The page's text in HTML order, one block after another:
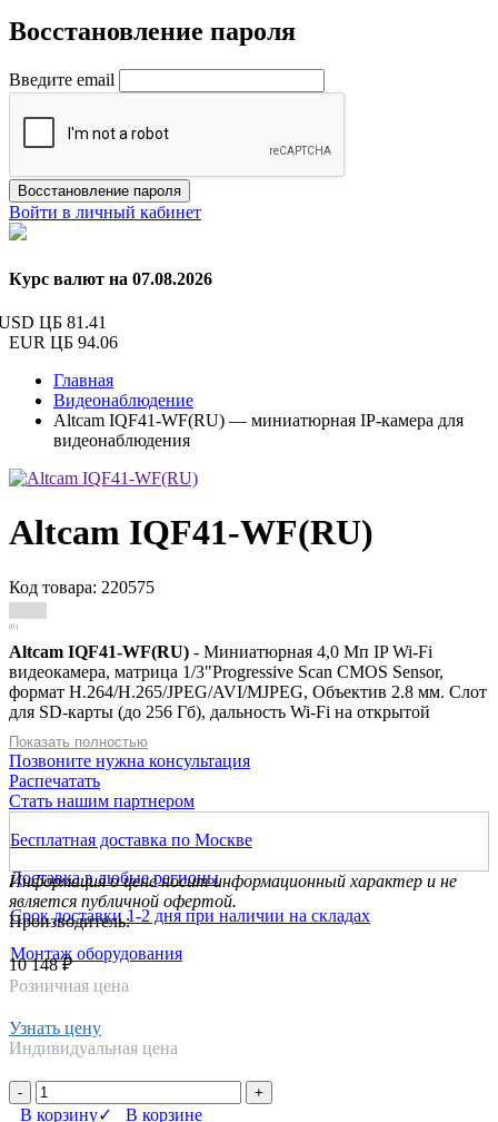
Восстановление пароля
Введите email
Восстановление пароля
Войти в личный кабинет
Курс валют на 07.08.2026
ЦБ 81.41
EUR ЦБ 94.06
Главная
Видеонаблюдение
Altcam IQF41-WF(RU) — миниатюрная IP‑камера для
видеонаблюдения
Altcam IQF41-WF(RU)
Код товара: 220575
(0)
Altcam IQF41-WF(RU) - Миниатюрная 4,0 Мп IP Wi-Fi
видеокамера, матрица 1/3"Progressive Scan CMOS Sensor,
формат H.264/H.265/JPEG/AVI/MJPEG, Объектив 2.8 мм. Слот
для SD-карты (до 256 Гб), дальность Wi-Fi на открытой
местности до 100 м. Встроенный микрофон, ICloud CV380
протоколы: TCP/IP, ICMP, HTTP, HTTPS, FTP, DHCP, DNS,
DDNS, RTP, RTSP, RTCP, NTP, SMTP, UDP, Onvif 2.4(S/T/G),
размеры 36 x 36 x 33 мм, рабочая температура от -20 до +50.
Питание DC12V±10%, 350mA. Внешний PoE(IEEE 802.3af).
Показать полностью
Позвоните нужна консультация
Распечатать
Стать нашим партнером
Бесплатная доставка по Москве
Доставка в любые регионы
Срок доставки 1-2 дня при наличии на складах
Монтаж оборудования
Информация о цене носит информационный характер и не
является публичной офертой.
Производитель:
10 148 ₽
Розничная цена
Узнать цену
Индивидуальная цена
- +
В корзину✓ В корзине